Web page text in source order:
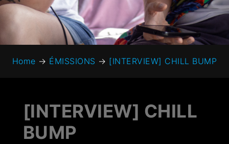
Home → ÉMISSIONS → [INTERVIEW] CHILL BUMP
[INTERVIEW] CHILL
BUMP